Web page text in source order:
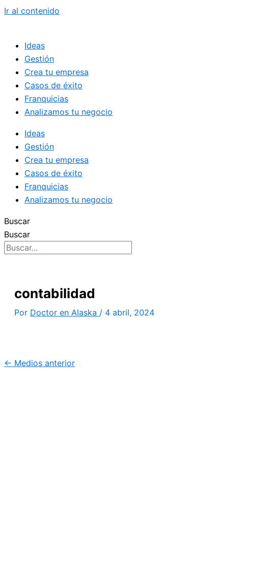
Ir al contenido
Ideas
Gestión
Crea tu empresa
Casos de éxito
Franquicias
Analizamos tu negocio
Ideas
Gestión
Crea tu empresa
Casos de éxito
Franquicias
Analizamos tu negocio
Buscar
Buscar
contabilidad
Por Doctor en Alaska / 4 abril, 2024
← Medios anterior